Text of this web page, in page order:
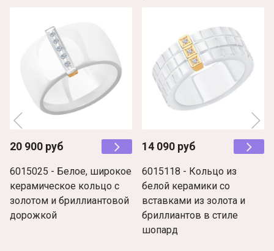
20 900 руб
6015025 - Белое, широкое
керамическое кольцо с
золотом и бриллиантовой
дорожкой
14 090 руб
6015118 - Кольцо из
белой керамики со
вставками из золота и
бриллиантов в стиле
шопард